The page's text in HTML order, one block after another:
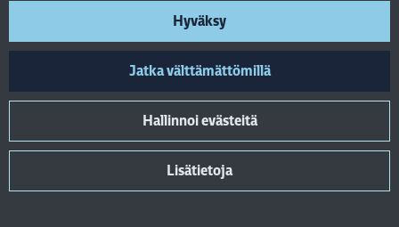
Hyväksy
Jatka välttämättömillä
Hallinnoi evästeitä
Lisätietoja
Seuraa sosiaalisessa mediassa